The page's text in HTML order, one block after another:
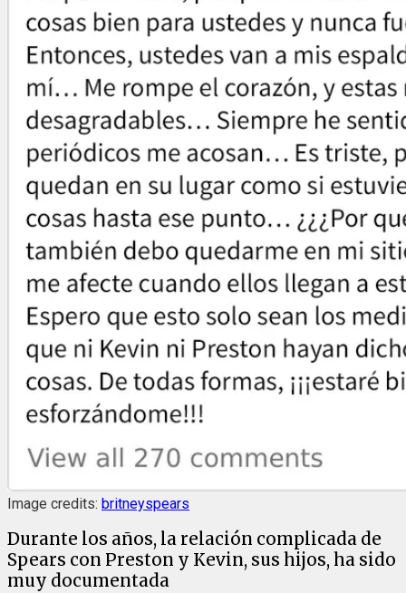
Image credits: britneyspears
Durante los años, la relación complicada de
Spears con Preston y Kevin, sus hijos, ha sido
muy documentada